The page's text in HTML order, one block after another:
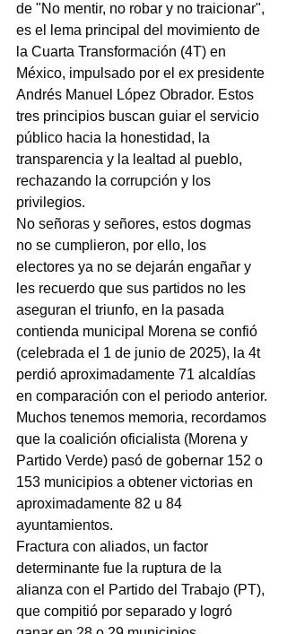
de "No mentir, no robar y no traicionar",
es el lema principal del movimiento de
la Cuarta Transformación (4T) en
México, impulsado por el ex presidente
Andrés Manuel López Obrador. Estos
tres principios buscan guiar el servicio
público hacia la honestidad, la
transparencia y la lealtad al pueblo,
rechazando la corrupción y los
privilegios.
No señoras y señores, estos dogmas
no se cumplieron, por ello, los
electores ya no se dejarán engañar y
les recuerdo que sus partidos no les
aseguran el triunfo, en la pasada
contienda municipal Morena se confió
(celebrada el 1 de junio de 2025), la 4t
perdió aproximadamente 71 alcaldías
en comparación con el periodo anterior.
Muchos tenemos memoria, recordamos
que la coalición oficialista (Morena y
Partido Verde) pasó de gobernar 152 o
153 municipios a obtener victorias en
aproximadamente 82 u 84
ayuntamientos.
Fractura con aliados, un factor
determinante fue la ruptura de la
alianza con el Partido del Trabajo (PT),
que compitió por separado y logró